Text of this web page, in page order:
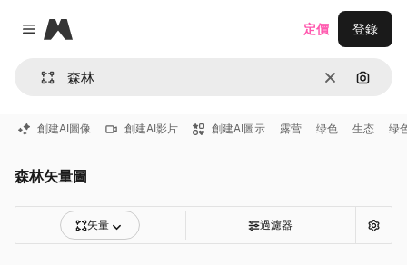
Close menu
Magnific
清除 通過圖
定價 登錄
創建AI圖像 創建AI影片 創建AI圖示 露营 绿色 生态 绿
森林矢量圖
矢量 過濾器